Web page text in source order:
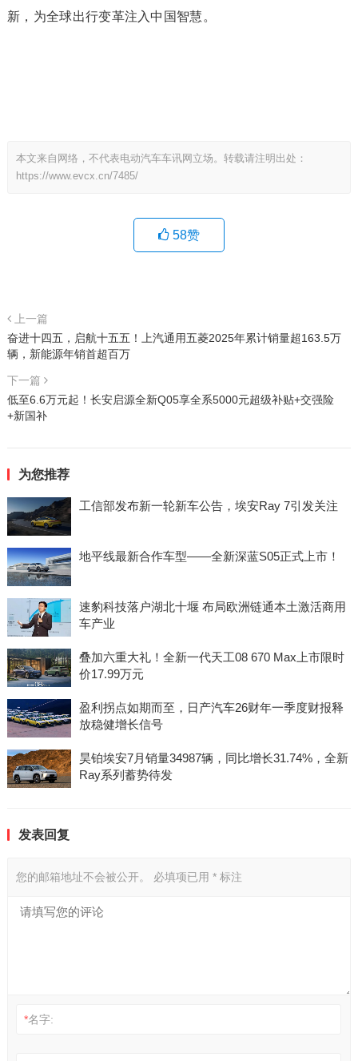
新，为全球出行变革注入中国智慧。
本文来自网络，不代表电动汽车车讯网立场。转载请注明出处：
https://www.evcx.cn/7485/
58赞
上一篇
奋进十四五，启航十五五！上汽通用五菱2025年累计销量超163.5万
辆，新能源年销首超百万
下一篇
低至6.6万元起！长安启源全新Q05享全系5000元超级补贴+交强险
+新国补
为您推荐
工信部发布新一轮新车公告，埃安Ray 7引发关注
地平线最新合作车型——全新深蓝S05正式上市！
速豹科技落户湖北十堰 布局欧洲链通本土激活商用
车产业
叠加六重大礼！全新一代天工08 670 Max上市限时
价17.99万元
盈利拐点如期而至，日产汽车26财年一季度财报释
放稳健增长信号
昊铂埃安7月销量34987辆，同比增长31.74%，全新
Ray系列蓄势待发
发表回复
您的邮箱地址不会被公开。 必填项已用 *标注
*名字: